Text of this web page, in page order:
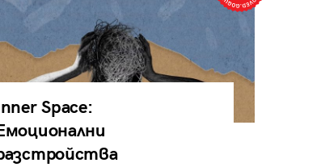
Space: